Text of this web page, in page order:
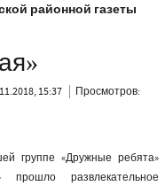
районной газеты
15:37
Просмотров:
группе «Дружные ребята»
прошло развлекательное